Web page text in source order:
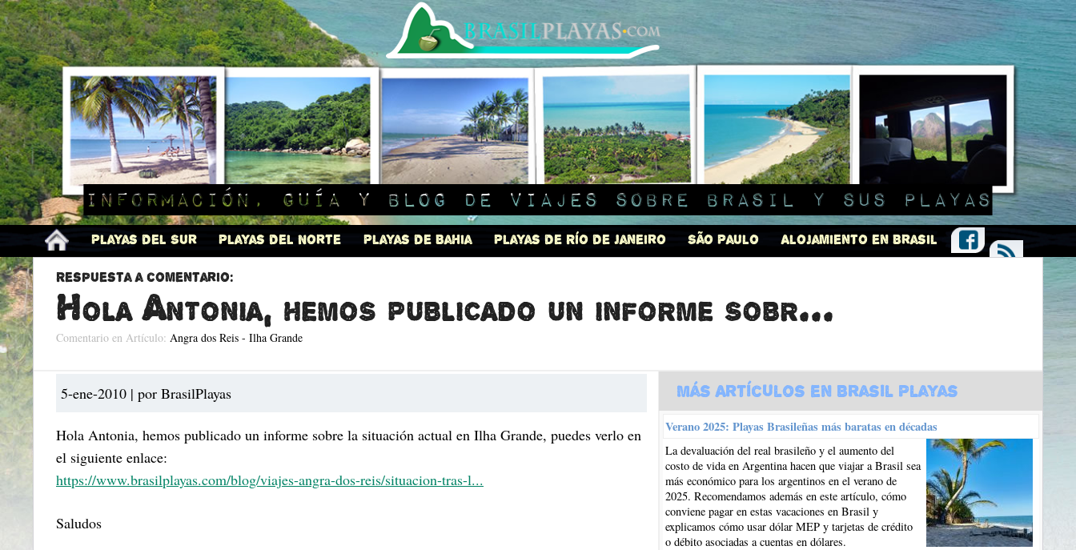
Información, guía y blog de viajes sobre Brasil y sus playas
Playas del Sur Playas del Norte Playas de Bahia Playas de Río de Janeiro São Paulo Alojamiento en Brasil
Respuesta a comentario:
Hola Antonia, hemos publicado un informe sobr...
Comentario en Artículo: Angra dos Reis - Ilha Grande
5-ene-2010 | por BrasilPlayas
Hola Antonia, hemos publicado un informe sobre la situación actual en Ilha Grande, puedes verlo en
el siguiente enlace:
https://www.brasilplayas.com/blog/viajes-angra-dos-reis/situacion-tras-l...
Saludos
Más Artículos en Brasil Playas
Verano 2025: Playas Brasileñas más baratas en décadas
La devaluación del real brasileño y el aumento del
costo de vida en Argentina hacen que viajar a Brasil sea
más económico para los argentinos en el verano de
2025. Recomendamos además en este artículo, cómo
conviene pagar en estas vacaciones en Brasil y
explicamos cómo usar dólar MEP y tarjetas de crédito
o débito asociadas a cuentas en dólares.